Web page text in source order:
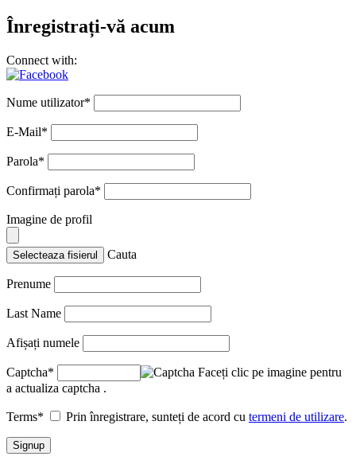
Înregistrați-vă acum
Connect with:
Nume utilizator*
E-Mail*
Parola*
Confirmați parola*
Imagine de profil
Selecteaza fisierul Cauta
Prenume
Last Name
Afișați numele
Captcha*
Faceți clic pe imagine pentru
a actualiza captcha .
Terms* Prin înregistrare, sunteți de acord cu termeni de utilizare.